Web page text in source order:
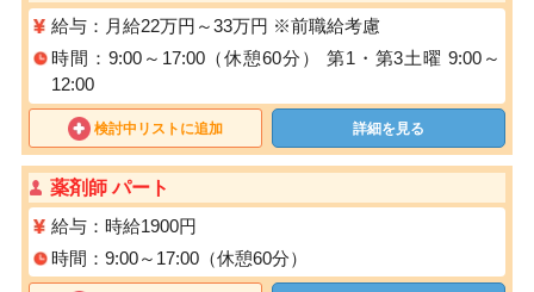
給与：月給22万円～33万円 ※前職給考慮
時間：9:00～17:00（休憩60分） 第1・第3土曜 9:00～
12:00
検討中リストに追加 詳細を見る
薬剤師 パート
給与：時給1900円
時間：9:00～17:00（休憩60分）